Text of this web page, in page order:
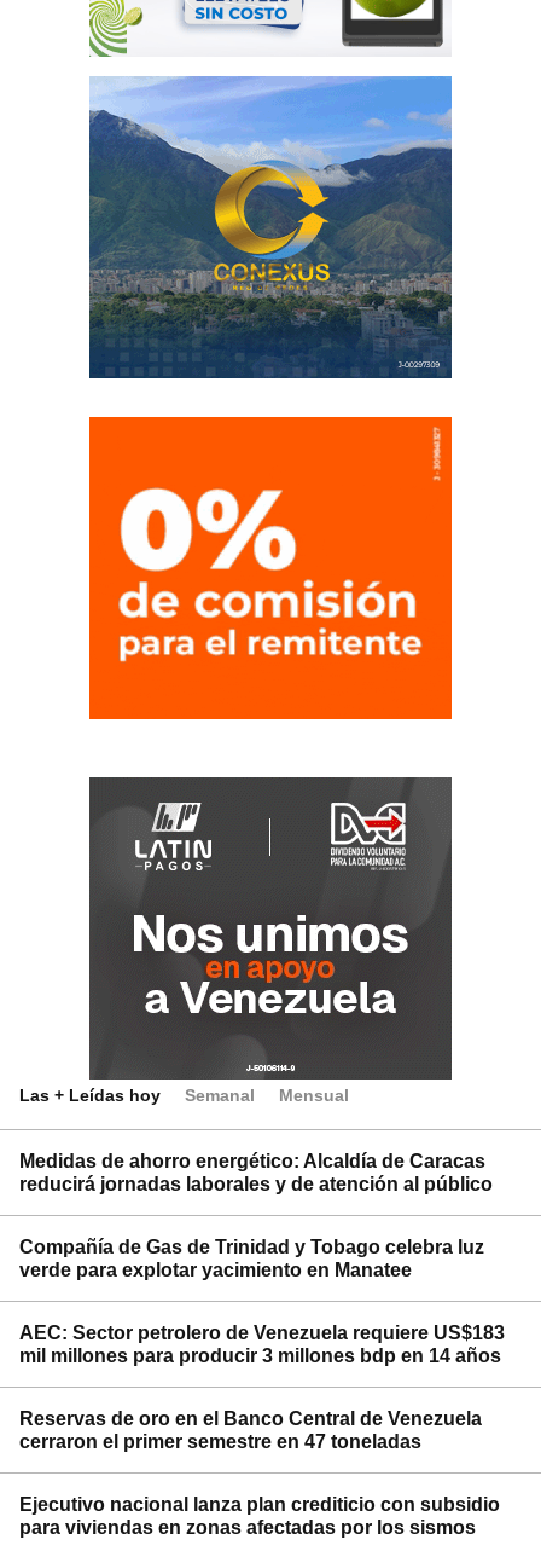
Las + Leídas hoy Semanal Mensual
Medidas de ahorro energético: Alcaldía de Caracas
reducirá jornadas laborales y de atención al público
Compañía de Gas de Trinidad y Tobago celebra luz
verde para explotar yacimiento en Manatee
AEC: Sector petrolero de Venezuela requiere US$183
mil millones para producir 3 millones bdp en 14 años
Reservas de oro en el Banco Central de Venezuela
cerraron el primer semestre en 47 toneladas
Ejecutivo nacional lanza plan crediticio con subsidio
para viviendas en zonas afectadas por los sismos